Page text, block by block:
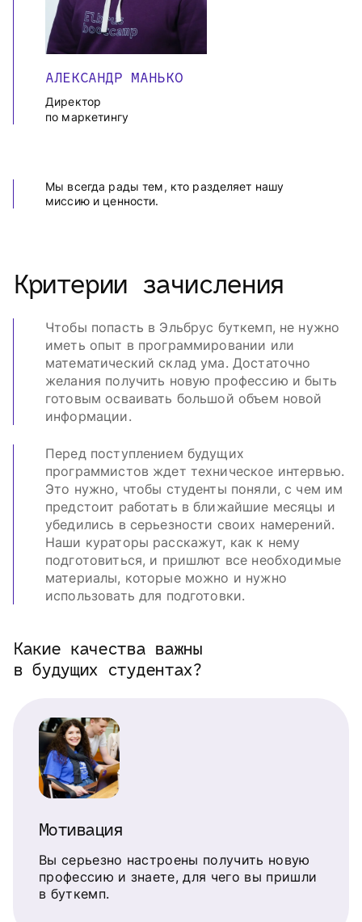
АЛЕКСАНДР МАНЬКО
Директор
по маркетингу
Мы всегда рады тем, кто разделяет нашу
миссию и ценности.
Критерии зачисления
Чтобы попасть в Эльбрус буткемп, не нужно
иметь опыт в программировании или
математический склад ума. Достаточно
желания получить новую профессию и быть
готовым осваивать большой объем новой
информации.
Перед поступлением будущих
программистов ждет техническое интервью.
Это нужно, чтобы студенты поняли, с чем им
предстоит работать в ближайшие месяцы и
убедились в серьезности своих намерений.
Наши кураторы расскажут, как к нему
подготовиться, и пришлют все необходимые
материалы, которые можно и нужно
использовать для подготовки.
Какие качества важны
в будущих студентах?
Мотивация
Вы серьезно настроены получить новую
профессию и знаете, для чего вы пришли
в буткемп.